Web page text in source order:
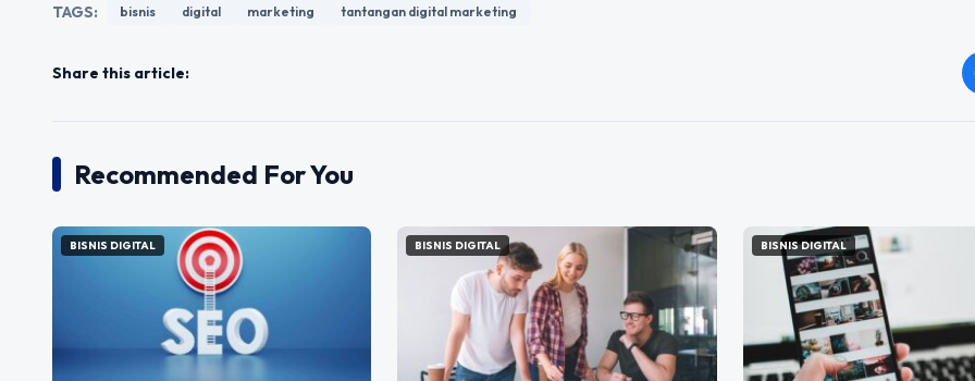
TAGS: bisnis digital marketing tantangan digital marketing
Share this article:
Recommended For You
BISNIS DIGITAL BISNIS DIGITAL BISNIS DIGITAL